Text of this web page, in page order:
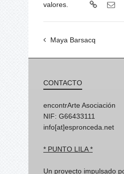
valores.
Maya Barsacq
CONTACTO
encontrArte Asociación
NIF: G66433111
info[at]espronceda.net
* PUNTO LILA *
Un proyecto impulsado